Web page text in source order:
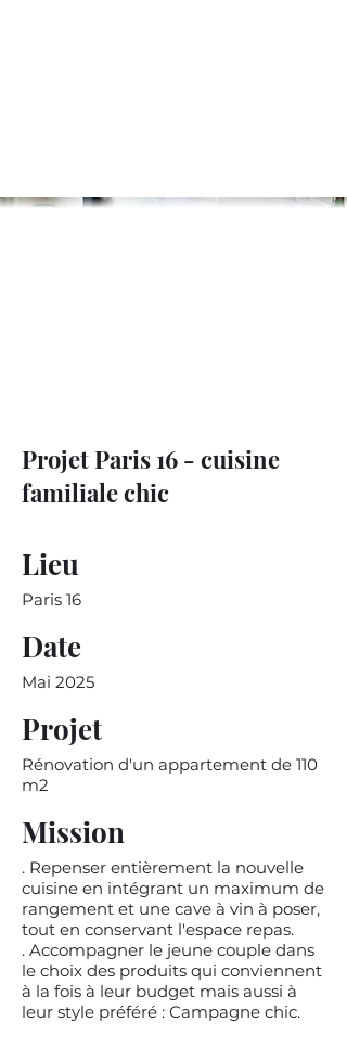
Projet Paris 16 - cuisine
familiale chic
Lieu
Paris 16
Date
Mai 2025
Projet
Rénovation d'un appartement de 110
m2
Mission
. Repenser entièrement la nouvelle
cuisine en intégrant un maximum de
rangement et une cave à vin à poser,
tout en conservant l'espace repas.
. Accompagner le jeune couple dans
le choix des produits qui conviennent
à la fois à leur budget mais aussi à
leur style préféré : Campagne chic.